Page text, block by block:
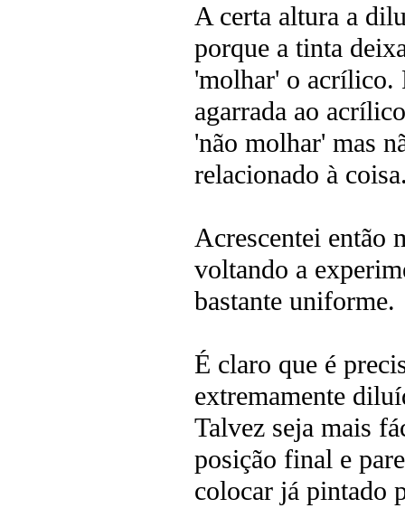
A certa altura a
porque a tinta
'molhar' o acrílico.
agarrada ao
'não molhar' mas
relacionado à
Acrescentei então
voltando a
bastante uniforme.
É claro que é
extremamente
Talvez seja mais
posição final e
colocar já pintado